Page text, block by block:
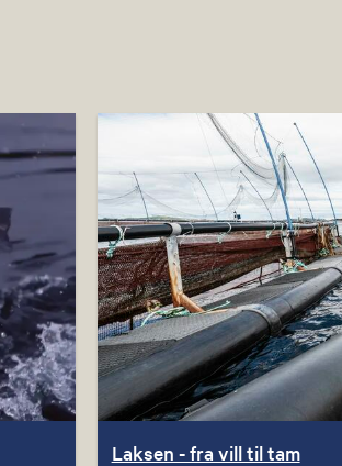
Laksen - fra vill til tam